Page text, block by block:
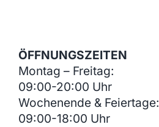
ÖFFNUNGSZEITEN
Montag – Freitag:
09:00-20:00 Uhr
Wochenende & Feiertage:
09:00-18:00 Uhr